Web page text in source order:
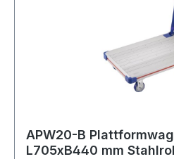
APW20-B Plattformwagen
L705xB440 mm